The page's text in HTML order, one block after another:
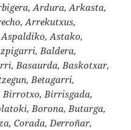
Ardura, Arkasta,
Arrekutxus,
Astako,
Baldera,
Basaurda, Baskotxar,
Betagarri,
Birrisgada,
Borona, Butarga,
Corada, Derroñar,